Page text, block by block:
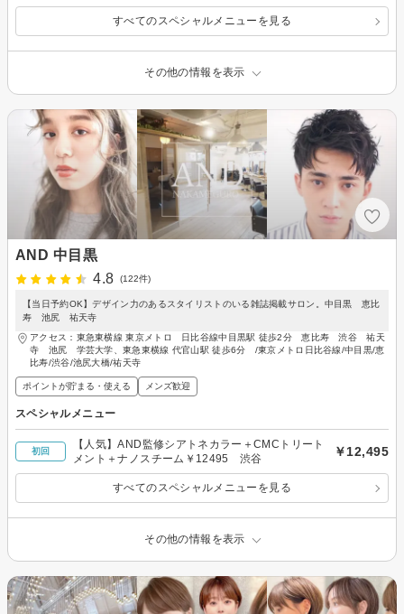
すべてのスペシャルメニューを見る
その他の情報を表示
AND 中目黒
4.8
(122件)
【当日予約OK】デザイン力のあるスタイリストのいる雑誌掲載サロン。中目黒 恵比
寿 池尻 祐天寺
アクセス：東急東横線 東京メトロ 日比谷線中目黒駅 徒歩2分 恵比寿 渋谷 祐天
寺 池尻 学芸大学、東急東横線 代官山駅 徒歩6分 /東京メトロ日比谷線/中目黒/恵
比寿/渋谷/池尻大橋/祐天寺
ポイントが貯まる・使える メンズ歓迎
スペシャルメニュー
初回
【人気】AND監修シアトネカラー＋CMCトリート
メント＋ナノスチーム￥12495 渋谷
￥12,495
すべてのスペシャルメニューを見る
その他の情報を表示